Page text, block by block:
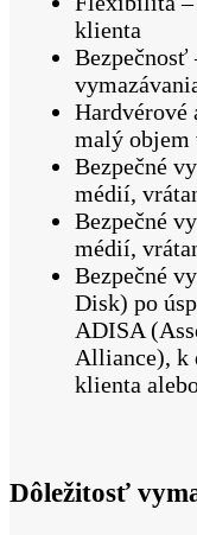
klienta
Bezpečnosť
Hardvérové
malý objem
Bezpečné
médií,
Bezpečné
médií,
Bezpečné
Disk) po
ADISA
Alliance), k
klienta
Dôležitosť